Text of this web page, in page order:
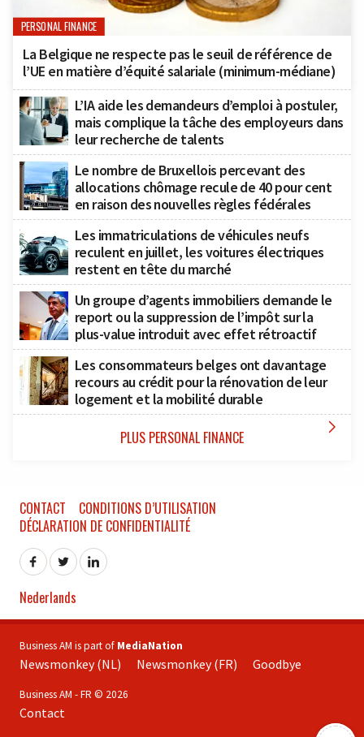
PERSONAL FINANCE
La Belgique ne respecte pas le seuil de référence de
l’UE en matière d’équité salariale (minimum-médiane)
L’IA aide les demandeurs d’emploi à postuler,
mais complique la tâche des employeurs dans
leur recherche de talents
Le nombre de Bruxellois percevant des
allocations chômage recule de 40 pour cent
en raison des nouvelles règles fédérales
Les immatriculations de véhicules neufs
reculent en juillet, les voitures électriques
restent en tête du marché
Un groupe d’agents immobiliers demande le
report ou la suppression de l’impôt sur la
plus-value introduit avec effet rétroactif
Les consommateurs belges ont davantage
recours au crédit pour la rénovation de leur
logement et la mobilité durable
PLUS PERSONAL FINANCE 
CONTACT
CONDITIONS D’UTILISATION
DÉCLARATION DE CONFIDENTIALITÉ
Nederlands
Business AM is part of MediaNation
Newsmonkey (NL) Newsmonkey (FR) Goodbye
Business AM - FR © 2026
Contact